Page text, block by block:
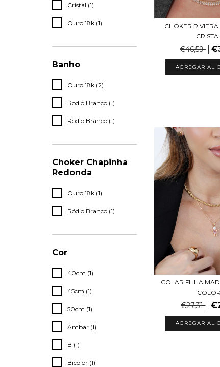
Cristal (1)
Ouro 18k (1)
Banho
Ouro 18k (2)
Rodio Branco (1)
Ródio Branco (1)
Choker Chapinha
Redonda
Ouro 18k (1)
Ródio Branco (1)
Cor
40cm (1)
45cm (1)
50cm (1)
Ambar (1)
B (1)
Bicolor (1)
CHOKER
€46,59
AGREGAR AL
COLAR FILHA
COLOR
€27,31
AGREGAR AL